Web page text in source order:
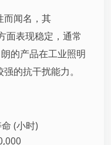
而闻名，其
面表现稳定，通常
的产品在工业照明
的抗干扰能力。
(小时)